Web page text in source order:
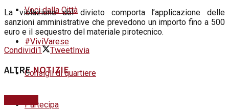
Voci dalla Città
#ViviVarese
Consigli di quartiere
Partecipa
La violazione del divieto comporta l’applicazione delle
sanzioni amministrative che prevedono un importo fino a 500
euro e il sequestro del materiale pirotecnico.
Condividi1 TweetInvia
ALTRENOTIZIE